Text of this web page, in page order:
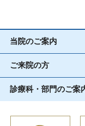
当院のご案内
ご来院の方
診療科・部門のご案